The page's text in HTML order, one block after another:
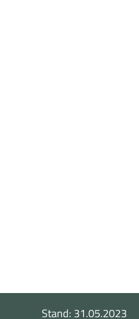
Stand: 31.05.2023